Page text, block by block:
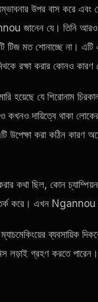
উপর বাস করে এবং
জানেন যে। তিনি
টিজ মত শোনাচ্ছে না।
রক্ষা করার কোনও কারণ
যে শিরোনাম
দায়িত্বে থাকা লোকেরা
করা কঠিন কারণ
কথা ছিল, কোন
করে। এখন Ngannou
ব্যবসায়িক
গ্রহণ করতে পারেন।